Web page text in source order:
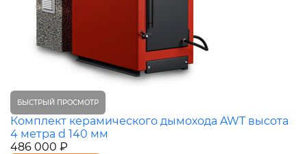
БЫСТРЫЙ ПРОСМОТР
Комплект керамического дымохода AWT высота
4 метра d 140 мм
486 000 ₽